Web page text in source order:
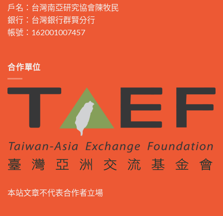
戶名：台灣南亞研究協會陳牧民
銀行：台灣銀行群賢分行
帳號：162001007457
合作單位
本站文章不代表合作者立場